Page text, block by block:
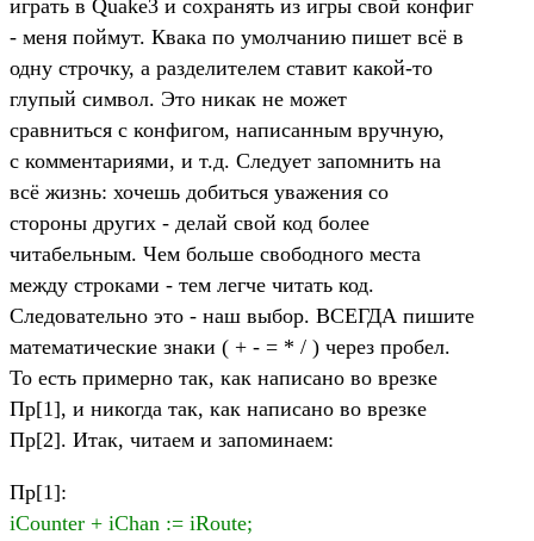
играть в Quake3 и сохранять из игры свой конфиг
- меня поймут. Квака по умолчанию пишет всё в
одну строчку, а разделителем ставит какой-то
глупый символ. Это никак не может
сравниться с конфигом, написанным вручную,
с комментариями, и т.д. Следует запомнить на
всё жизнь: хочешь добиться уважения со
стороны других - делай свой код более
читабельным. Чем больше свободного места
между строками - тем легче читать код.
Следовательно это - наш выбор. ВСЕГДА пишите
математические знаки ( + - = * / ) через пробел.
То есть примерно так, как написано во врезке
Пр[1], и никогда так, как написано во врезке
Пр[2]. Итак, читаем и запоминаем:
Пр[1]:
iCounter + iChan := iRoute;